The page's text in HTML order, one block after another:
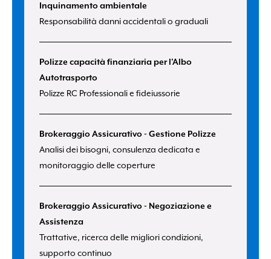
Inquinamento ambientale
Responsabilità danni accidentali o graduali
Polizze capacità finanziaria per l’Albo
Autotrasporto
Polizze RC Professionali e fideiussorie
Brokeraggio Assicurativo - Gestione Polizze
Analisi dei bisogni, consulenza dedicata e
monitoraggio delle coperture
Brokeraggio Assicurativo - Negoziazione e
Assistenza
Trattative, ricerca delle migliori condizioni,
supporto continuo